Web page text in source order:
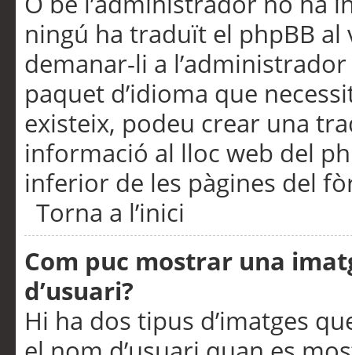
ningú ha traduït el phpBB
demanar-li a
paquet d’idioma que
existeix, podeu crear una
informació al lloc web del
inferior de les pàgines del
Torna a l’inici
Com puc mostrar una
d’usuari?
Hi ha dos tipus d’imatges